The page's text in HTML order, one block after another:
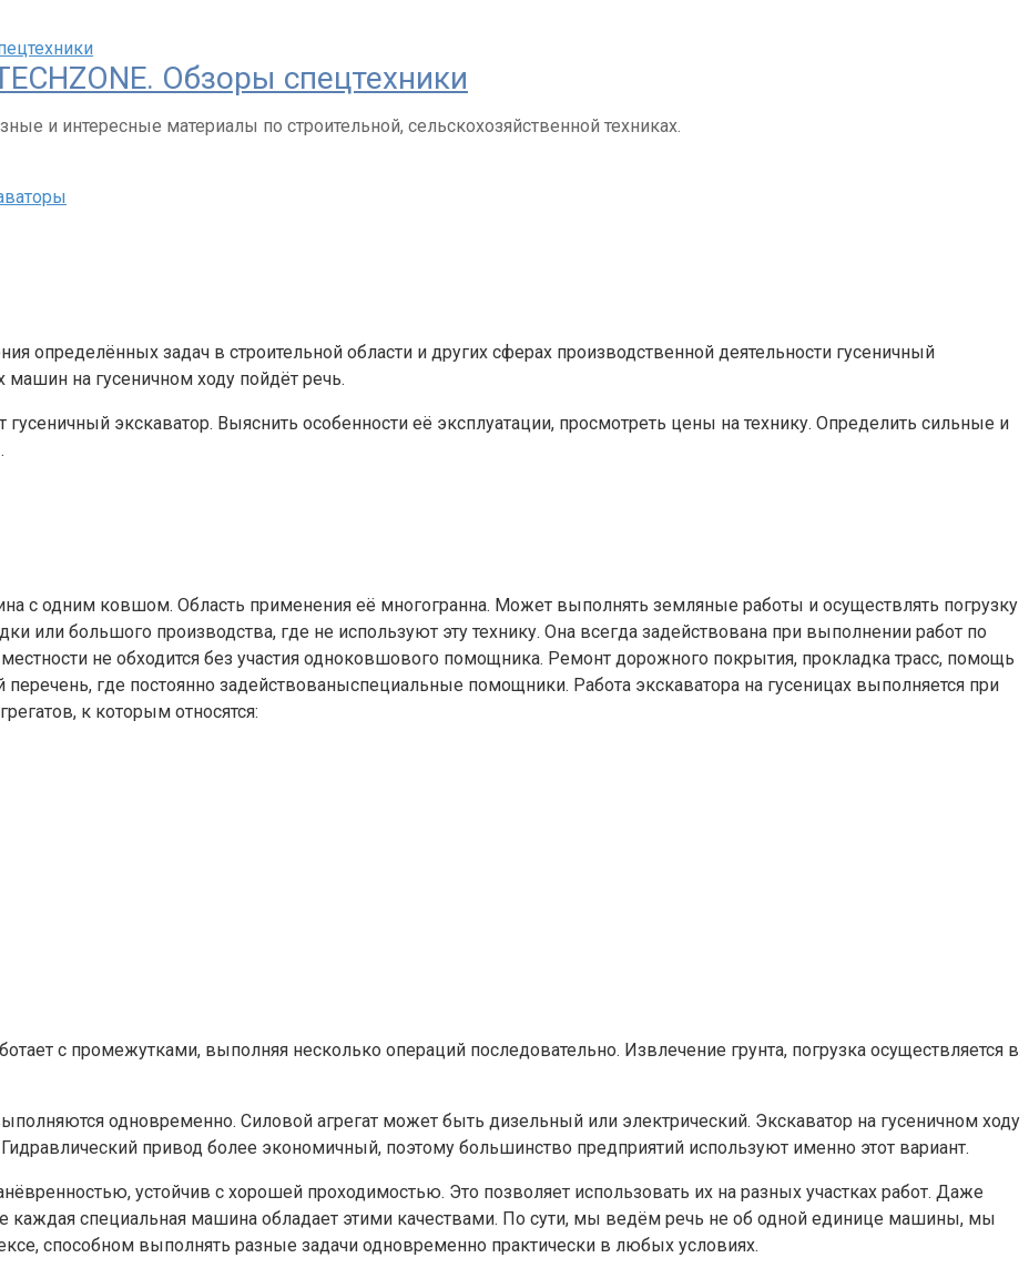
Обзоры спецтехники
и интересные материалы по строительной, сельскохозяйственной техниках.
определённых задач в строительной области и других сферах производственной деятельности гусеничный
на гусеничном ходу пойдёт речь.
экскаватор. Выяснить особенности её эксплуатации, просмотреть цены на технику. Определить сильные и
с одним ковшом. Область применения её многогранна. Может выполнять земляные работы и осуществлять погрузку
или большого производства, где не используют эту технику. Она всегда задействована при выполнении работ по
не обходится без участия одноковшового помощника. Ремонт дорожного покрытия, прокладка трасс, помощь
где постоянно задействованыспециальные помощники. Работа экскаватора на гусеницах выполняется при
к которым относятся:
с промежутками, выполняя несколько операций последовательно. Извлечение грунта, погрузка осуществляется в
одновременно. Силовой агрегат может быть дизельный или электрический. Экскаватор на гусеничном ходу
привод более экономичный, поэтому большинство предприятий используют именно этот вариант.
устойчив с хорошей проходимостью. Это позволяет использовать их на разных участках работ. Даже
каждая специальная машина обладает этими качествами. По сути, мы ведём речь не об одной единице машины, мы
способном выполнять разные задачи одновременно практически в любых условиях.